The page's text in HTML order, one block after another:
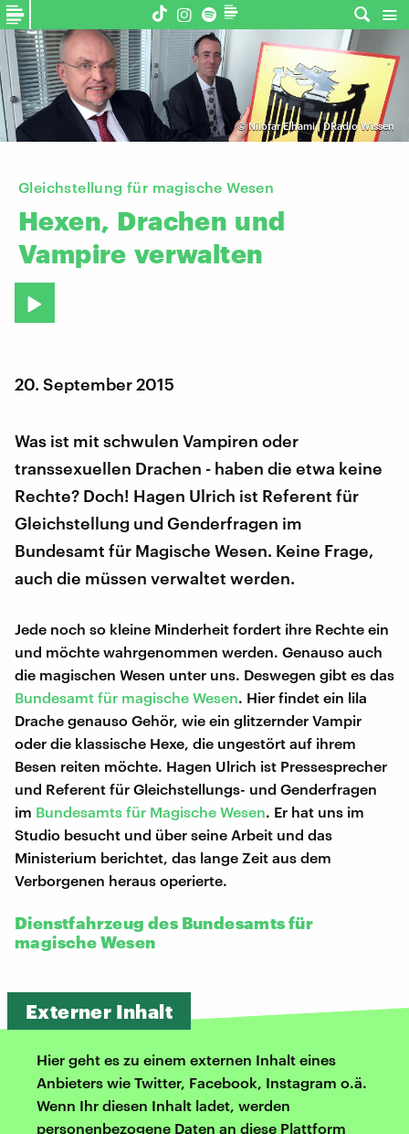
©Nilofar Elhami | DRadio Wissen
Gleichstellung für magische Wesen
Hexen, Drachen und
Vampire verwalten
20. September 2015
Was ist mit schwulen Vampiren oder
transsexuellen Drachen - haben die etwa keine
Rechte? Doch! Hagen Ulrich ist Referent für
Gleichstellung und Genderfragen im
Bundesamt für Magische Wesen. Keine Frage,
auch die müssen verwaltet werden.
Jede noch so kleine Minderheit fordert ihre Rechte ein
und möchte wahrgenommen werden. Genauso auch
die magischen Wesen unter uns. Deswegen gibt es das
Bundesamt für magische Wesen. Hier findet ein lila
Drache genauso Gehör, wie ein glitzernder Vampir
oder die klassische Hexe, die ungestört auf ihrem
Besen reiten möchte. Hagen Ulrich ist Pressesprecher
und Referent für Gleichstellungs- und Genderfragen
im Bundesamts für Magische Wesen. Er hat uns im
Studio besucht und über seine Arbeit und das
Ministerium berichtet, das lange Zeit aus dem
Verborgenen heraus operierte.
Dienstfahrzeug des Bundesamts für
magische Wesen
Externer Inhalt
Hier geht es zu einem externen Inhalt eines
Anbieters wie Twitter, Facebook, Instagram o.ä.
Wenn Ihr diesen Inhalt ladet, werden
personenbezogene Daten an diese Plattform